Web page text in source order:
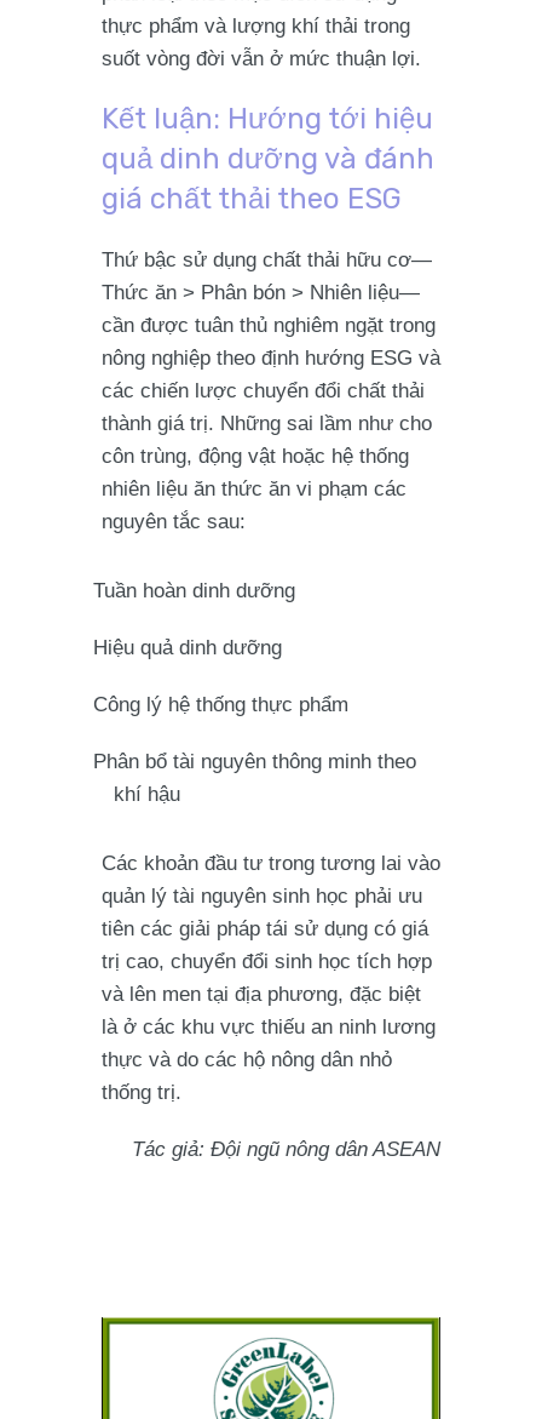
thực phẩm và lượng khí thải trong
suốt vòng đời vẫn ở mức thuận lợi.
Kết luận: Hướng tới hiệu
quả dinh dưỡng và đánh
giá chất thải theo ESG
Thứ bậc sử dụng chất thải hữu cơ—
Thức ăn > Phân bón > Nhiên liệu—
cần được tuân thủ nghiêm ngặt trong
nông nghiệp theo định hướng ESG và
các chiến lược chuyển đổi chất thải
thành giá trị. Những sai lầm như cho
côn trùng, động vật hoặc hệ thống
nhiên liệu ăn thức ăn vi phạm các
nguyên tắc sau:
Tuần hoàn dinh dưỡng
Hiệu quả dinh dưỡng
Công lý hệ thống thực phẩm
Phân bổ tài nguyên thông minh theo
khí hậu
Các khoản đầu tư trong tương lai vào
quản lý tài nguyên sinh học phải ưu
tiên các giải pháp tái sử dụng có giá
trị cao, chuyển đổi sinh học tích hợp
và lên men tại địa phương, đặc biệt
là ở các khu vực thiếu an ninh lương
thực và do các hộ nông dân nhỏ
thống trị.
Tác giả: Đội ngũ nông dân ASEAN